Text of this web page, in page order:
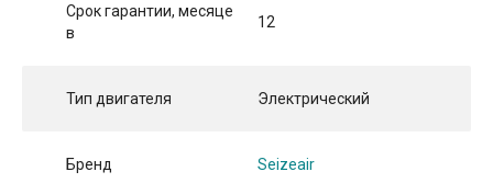
Срок гарантии, месяце
в
12
Тип двигателя Электрический
Бренд Seizeair